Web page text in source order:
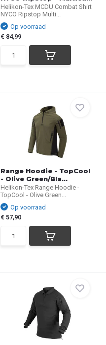
Helikon-Tex MCDU Combat Shirt
NYCO Ripstop Multi...
Op voorraad
€ 84,99
Range Hoodie - TopCool
- Olive Green/Bla...
Helikon-Tex Range Hoodie -
TopCool - Olive Green...
Op voorraad
€ 57,90